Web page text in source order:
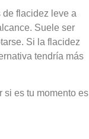
flacidez leve a
Suele ser
Si la flacidez
tendría más
si es tu momento es